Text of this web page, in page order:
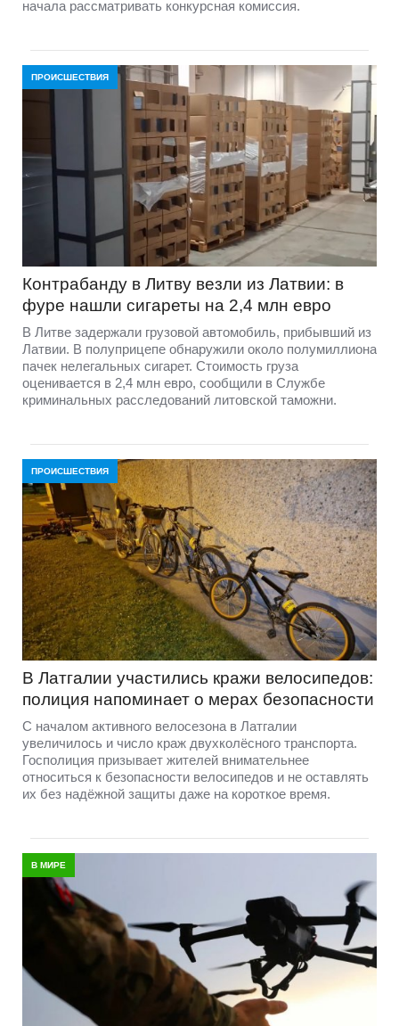
начала рассматривать конкурсная комиссия.
ПРОИСШЕСТВИЯ
Контрабанду в Литву везли из Латвии: в
фуре нашли сигареты на 2,4 млн евро
В Литве задержали грузовой автомобиль, прибывший из
Латвии. В полуприцепе обнаружили около полумиллиона
пачек нелегальных сигарет. Стоимость груза
оценивается в 2,4 млн евро, сообщили в Службе
криминальных расследований литовской таможни.
ПРОИСШЕСТВИЯ
В Латгалии участились кражи велосипедов:
полиция напоминает о мерах безопасности
С началом активного велосезона в Латгалии
увеличилось и число краж двухколёсного транспорта.
Госполиция призывает жителей внимательнее
относиться к безопасности велосипедов и не оставлять
их без надёжной защиты даже на короткое время.
В МИРЕ